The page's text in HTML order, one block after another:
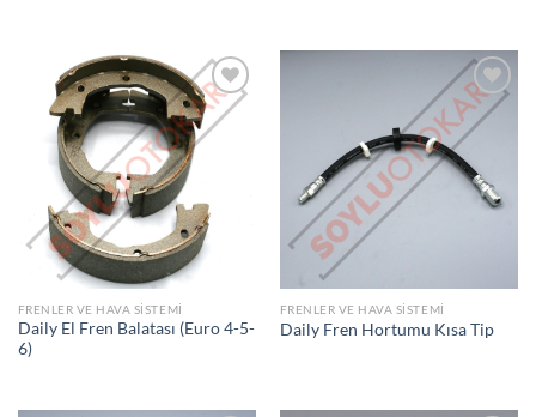
İSTEK
LISTEME
FRENLER VE HAVA SISTEMI
Daily El Fren Balatası (Euro 4-5-
6)
İSTEK
LISTEME
EKLE
FRENLER VE HAVA SISTEMI
Daily Fren Hortumu Kısa Tip